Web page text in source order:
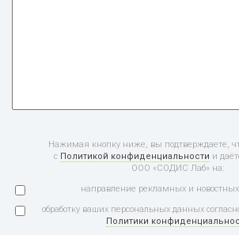
Нажимая кнопку ниже, вы подтверждаете,
с Политикой конфиденциальности и
ООО «СОДИС Лаб» на:
направление рекламных и новостных
обработку ваших персональных данных
Политики